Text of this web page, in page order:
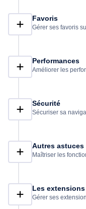
navigation Internet
découverte de tous les
Favoris
Gérer ses favoris
Performances
Améliorer les
Sécurité
Sécuriser sa
Autres astuces
Maîtriser les
Les extensions
Gérer ses